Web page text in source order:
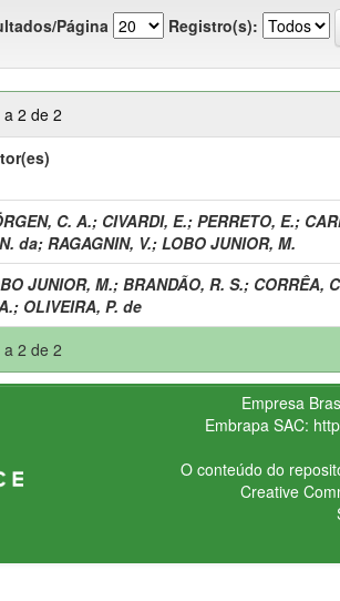
Página Registro(s):
2 de 2
C. A.; CIVARDI, E.; PERRETO, E.;
da; RAGAGNIN, V.; LOBO JUNIOR, M.
JUNIOR, M.; BRANDÃO, R. S.; CORRÊA,
; OLIVEIRA, P. de
2 de 2
Empresa
Embrapa SAC:
O conteúdo do
Creative